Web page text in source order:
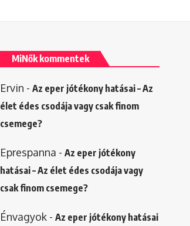
MiNők kommentek
Ervin - Az eper jótékony hatásai – Az
élet édes csodája vagy csak finom
csemege?
Eprespanna - Az eper jótékony
hatásai – Az élet édes csodája vagy
csak finom csemege?
Énvagyok- Az eper jótékony hatásai